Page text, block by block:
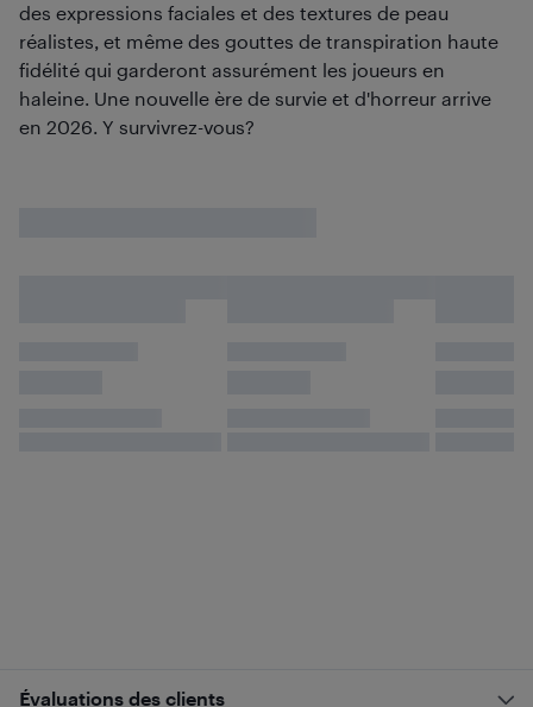
des expressions faciales et des textures de peau
réalistes, et même des gouttes de transpiration haute
fidélité qui garderont assurément les joueurs en
haleine. Une nouvelle ère de survie et d'horreur arrive
en 2026. Y survivrez-vous?
Évaluations des clients